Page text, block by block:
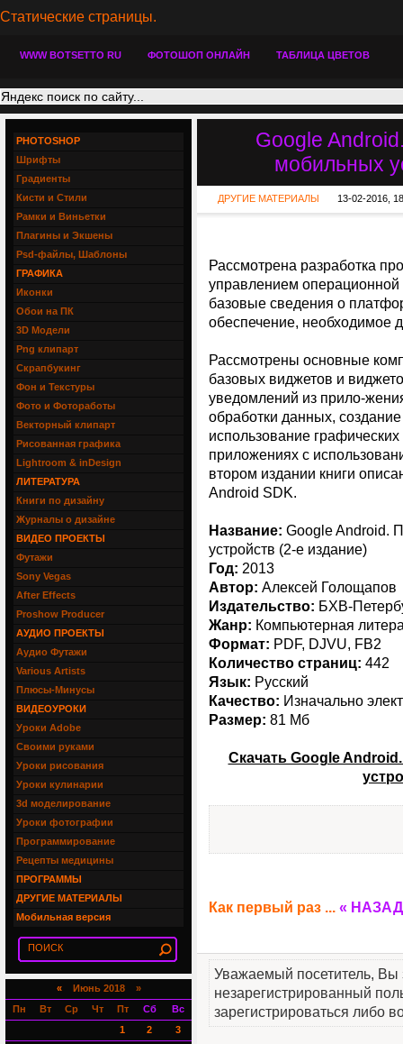
Статические страницы.
WWW BOTSETTO RU ФОТОШОП ОНЛАЙН ТАБЛИЦА ЦВЕТОВ
Google
мобильных
ДРУГИЕ МАТЕРИАЛЫ 13-02-2016,
Рассмотрена разработка
управлением
базовые сведения о
обеспечение, необходимое
Рассмотрены основные
базовых виджетов и
уведомлений из прило-
обработки данных,
использование
приложениях с
втором издании книги
Android SDK.
Название: Google Android.
устройств (2-е издание)
Год: 2013
Автор: Алексей Голощапов
Издательство: БХВ-
Жанр: Компьютерная
Формат: PDF, DJVU, FB2
Количество страниц: 442
Язык: Русский
Качество: Изначально
Размер: 81 Мб
Скачать Google
Как первый раз ... « НАЗАД
Уважаемый посетитель, Вы
незарегистрированный
зарегистрироваться либо
PHOTOSHOP
Шрифты
Градиенты
Кисти и Стили
Рамки и Виньетки
Плагины и Экшены
Psd-файлы, Шаблоны
ГРАФИКА
Иконки
Обои на ПК
3D Модели
Png клипарт
Скрапбукинг
Фон и Текстуры
Фото и Фотоработы
Векторный клипарт
Рисованная графика
Lightroom & inDesign
ЛИТЕРАТУРА
Книги по дизайну
Журналы о дизайне
ВИДЕО ПРОЕКТЫ
Футажи
Sony Vegas
After Effects
Proshow Producer
АУДИО ПРОЕКТЫ
Аудио Футажи
Various Artists
Плюсы-Минусы
ВИДЕОУРОКИ
Уроки Adobe
Своими руками
Уроки рисования
Уроки кулинарии
3d моделирование
Уроки фотографии
Программирование
Рецепты медицины
ПРОГРАММЫ
ДРУГИЕ МАТЕРИАЛЫ
Мобильная версия
«Июнь 2018 »
Пн
Вт Ср Чт Пт Сб
Вс
1
2
3